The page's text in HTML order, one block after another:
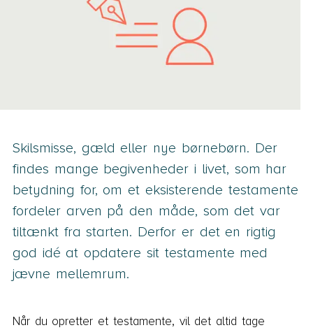
Skilsmisse, gæld eller nye børnebørn. Der
findes mange begivenheder i livet, som har
betydning for, om et eksisterende testamente
fordeler arven på den måde, som det var
tiltænkt fra starten. Derfor er det en rigtig
god idé at opdatere sit testamente med
jævne mellemrum.
Når du opretter et testamente, vil det altid tage